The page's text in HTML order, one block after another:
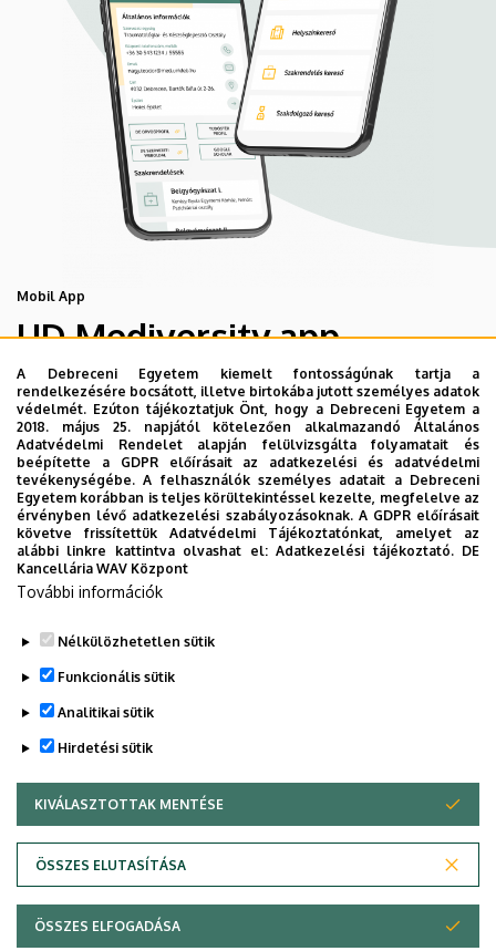
Mobil App
UD Mediversity app
Az UD Mediversity mobilalkalmazás a Debreceni Egyetem
előremutató fejlesztése, melynek célja, hogy a betegek
és a hozzátartozók egyszerűen, gyorsan
eligazodhassanak a Klinikai Központ szolgáltatásai
között, mert az Ön egészsége a mi prioritásunk. A
Debreceni Egyetem egészségügyi ellátáskereső
alkalmazása lehetővé teszi felhasználói számára az
egyetem egészségügyi információihoz való naprakész
TOVÁBBI INFORMÁCIÓK
Adatvédelem
A Debreceni Egyetem kiemelt fontosságúnak tartja a
rendelkezésére bocsátott, illetve birtokába jutott személyes adatok
védelmét. Ezúton tájékoztatjuk Önt, hogy a Debreceni Egyetem a
2018. május 25. napjától kötelezően alkalmazandó Általános
Adatvédelmi Rendelet alapján felülvizsgálta folyamatait és
beépítette a GDPR előírásait az adatkezelési és adatvédelmi
tevékenységébe. A felhasználók személyes adatait a Debreceni
Egyetem korábban is teljes körültekintéssel kezelte, megfelelve az
érvényben lévő adatkezelési szabályozásoknak. A GDPR előírásait
követve frissítettük Adatvédelmi Tájékoztatónkat, amelyet az
alábbi linkre kattintva olvashat el:Adatkezelési tájékoztató. DE
Kancellária WAV Központ
További információk
Nélkülözhetetlen sütik
Funkcionális sütik
Analitikai sütik
Hirdetési sütik
KIVÁLASZTOTTAK MENTÉSE
ÖSSZES ELUTASÍTÁSA
WITHDRAW CONSENT
ÖSSZES ELFOGADÁSA